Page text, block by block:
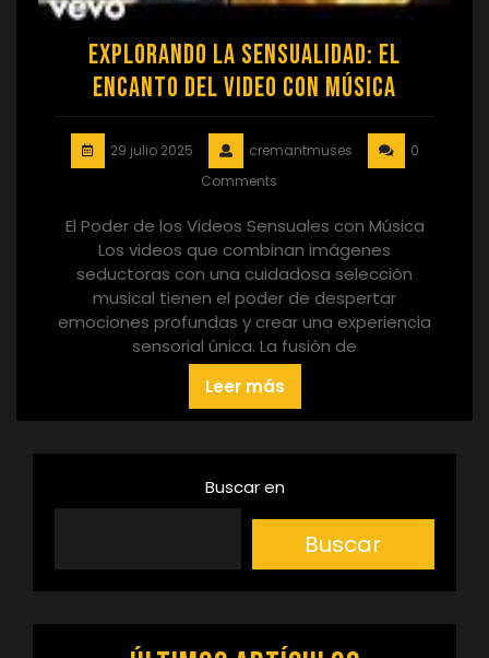
Explorando la Sensualidad: El
Encanto del Video con Música
29 julio 2025 cremantmuses
0
Comments
El Poder de los Videos Sensuales con Música
Los videos que combinan imágenes
seductoras con una cuidadosa selección
musical tienen el poder de despertar
emociones profundas y crear una experiencia
sensorial única. La fusión de
Leer más
Buscar en
Buscar